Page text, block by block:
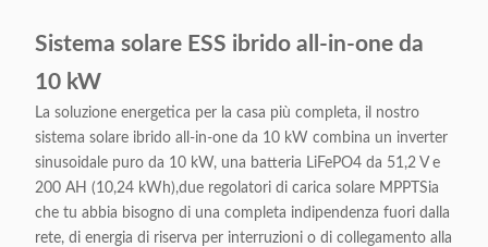
Sistema solare ESS ibrido all-in-one da
10 kW
La soluzione energetica per la casa più completa, il nostro
sistema solare ibrido all-in-one da 10 kW combina un inverter
sinusoidale puro da 10 kW, una batteria LiFePO4 da 51,2 V e
200 AH (10,24 kWh),due regolatori di carica solare MPPTSia
che tu abbia bisogno di una completa indipendenza fuori dalla
rete, di energia di riserva per interruzioni o di collegamento alla